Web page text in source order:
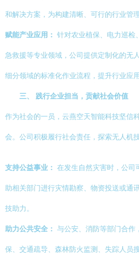
和解决方案，为构建清晰、可行的行业管
赋能产业应用： 针对农业植保、电力巡检
急救援等专业领域，公司提供定制化的无
细分领域的标准化作业流程，提升行业应
三、 践行企业担当，贡献社会价值
作为社会的一员，云燕空天智能科技坚信
会。公司积极履行社会责任，探索无人机
支持公益事业： 在发生自然灾害时，公司
助相关部门进行灾情勘察、物资投送或通
技助力。
助力公共安全： 与公安、消防等部门合作
保、交通疏导、森林防火监测、失踪人员